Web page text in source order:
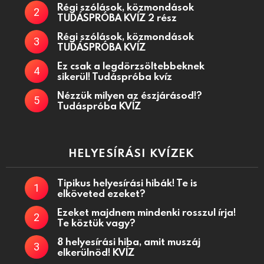
Régi szólások, közmondások
TUDÁSPRÓBA KVÍZ 2 rész
Régi szólások, közmondások
TUDÁSPRÓBA KVÍZ
Ez csak a legdörzsöltebbeknek
sikerül! Tudáspróba kvíz
Nézzük milyen az észjárásod!?
Tudáspróba KVÍZ
HELYESÍRÁSI KVÍZEK
Tipikus helyesírási hibák! Te is
elköveted ezeket?
Ezeket majdnem mindenki rosszul írja!
Te köztük vagy?
8 helyesírási hiba, amit muszáj
elkerülnöd! KVÍZ